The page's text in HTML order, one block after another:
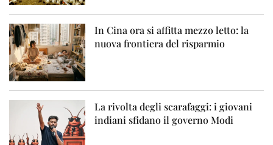
In Cina ora si affitta mezzo letto: la
nuova frontiera del risparmio
La rivolta degli scarafaggi: i giovani
indiani sfidano il governo Modi